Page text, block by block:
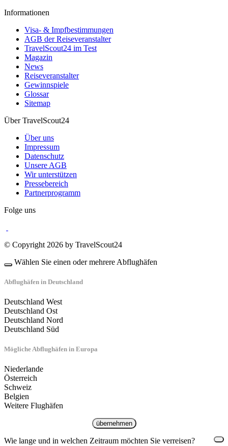
Informationen
Visa- & Impfbestimmungen
AGB der Reiseveranstalter
TravelScout24 im Test
Magazin
News
Reiseveranstalter
Gewinnspiele
Glossar
Sitemap
Über TravelScout24
Über uns
Impressum
Datenschutz
Unsere AGB
Wir unterstützen
Pressebereich
Partnerprogramm
Folge uns
© Copyright 2026 by TravelScout24
Wählen Sie einen oder mehrere Abflughäfen
Abflughäfen in Deutschland
Deutschland West
Deutschland Ost
Deutschland Nord
Deutschland Süd
Mögliche Abflughäfen in Europa
Niederlande
Österreich
Schweiz
Belgien
Weitere Flughäfen
übernehmen
Wie lange und in welchen Zeitraum möchten Sie verreisen?